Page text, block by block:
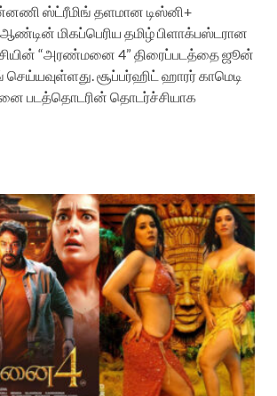
ஸ்ட்ரீமிங் தளமான டிஸ்னி+
மிகப்பெரிய தமிழ் பிளாக்பஸ்டரான
சியின் “அரண்மனை 4” திரைப்படத்தை ஜூன்
செய்யவுள்ளது. சூப்பர்ஹிட் ஹாரர் காமெடி
படத்தொடரின் தொடர்ச்சியாக